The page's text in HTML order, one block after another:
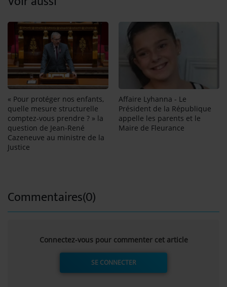
« Pour protéger nos enfants,
quelle mesure structurelle
comptez-vous prendre ? » la
question de Jean-René
Cazeneuve au ministre de la
Justice
Affaire Lyhanna - Le
Président de la République
appelle les parents et le
Maire de Fleurance
Commentaires(0)
Connectez-vous pour commenter cet article
SE CONNECTER